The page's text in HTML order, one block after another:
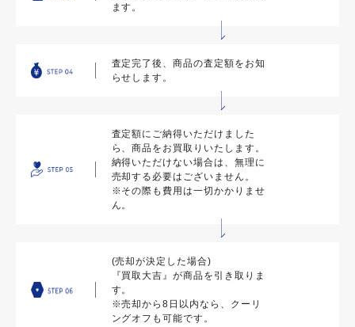
ます。
査定完了後、商品の査定額をお知
らせします。
査定額にご納得いただけました
ら、商品をお買取りいたします。
納得いただけない場合は、無理に
売却する必要はございません。
※その際も費用は一切かかりませ
ん。
(売却が決定した場合)
『買取大吉』が商品を引き取りま
す。
※売却から8日以内なら、クーリ
ングオフも可能です。